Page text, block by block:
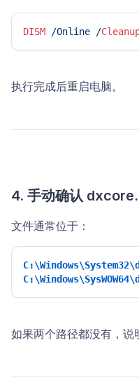
DISM /Online /
执行完成后重启电脑。
4. 手动确认
文件通常位于：
如果两个路径都没有，说